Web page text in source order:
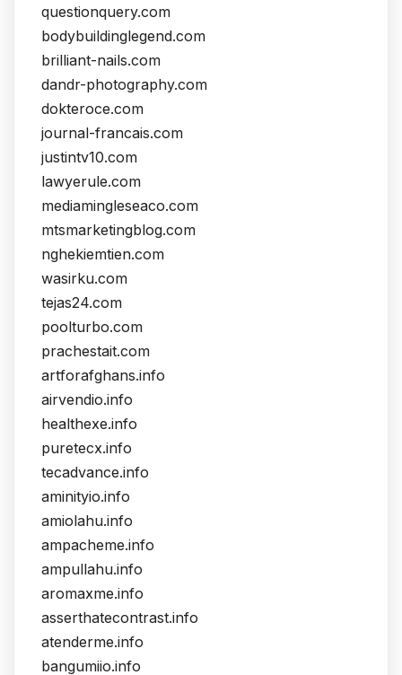
questionquery.com
bodybuildinglegend.com
brilliant-nails.com
dandr-photography.com
dokteroce.com
journal-francais.com
justintv10.com
lawyerule.com
mediamingleseaco.com
mtsmarketingblog.com
nghekiemtien.com
wasirku.com
tejas24.com
poolturbo.com
prachestait.com
artforafghans.info
airvendio.info
healthexe.info
puretecx.info
tecadvance.info
aminityio.info
amiolahu.info
ampacheme.info
ampullahu.info
aromaxme.info
asserthatecontrast.info
atenderme.info
bangumiio.info